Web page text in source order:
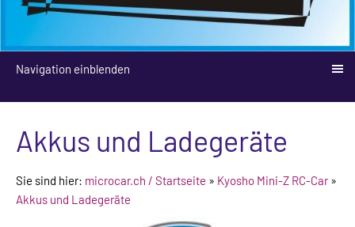
Navigation einblenden
Akkus und Ladegeräte
Sie sind hier: microcar.ch / Startseite » Kyosho Mini-Z RC-Car»
Akkus und Ladegeräte